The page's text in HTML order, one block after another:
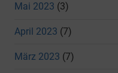
Mai 2023 (3)
April 2023 (7)
März 2023 (7)